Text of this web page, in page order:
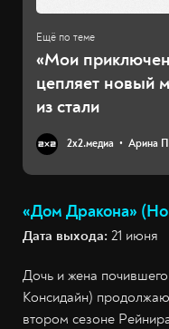
«Мои
цепляет новый
из стали
2х2.медиа Арина
«Дом Дракона»
Дата выхода: 21 июня
Дочь и жена
Консидайн)
втором сезоне